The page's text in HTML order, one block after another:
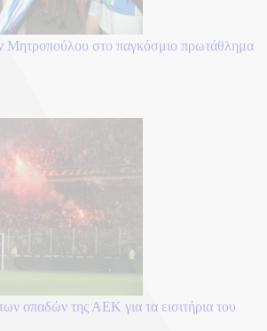
Μητροπούλου στο παγκόσμιο πρωτάθλημα
οπαδών της ΑΕΚ για τα εισιτήρια του